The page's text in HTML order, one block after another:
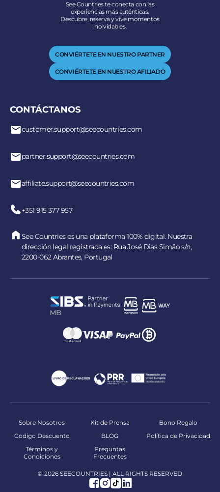
See Countries te conecta con las
experiencias más auténticas.
Descubre, reserva y vive momentos
inolvidables.
CONVIÉRTETE EN NUESTRO PARTNER
CONVIÉRTETE EN NUESTRO AFILIADO
CONTÁCTANOS
customer.support@seecountries.com
partner.support@seecountries.com
affiliate.support@seecountries.com
+351 915 377 957
See Countries es una plataforma 100% digital. Nuestra
dirección legal registrada es: Rua José Dias Simão s/n,
2200-062 Abrantes, Portugal
Sobre Nosotros Kit de Prensa
Bono Regalo
Código Descuento
BLOG
Política de Privacidad
Términos y
Condiciones
Preguntas
Frecuentes
© 2026 SEECOUNTRIES | ALL RIGHTS RESERVED